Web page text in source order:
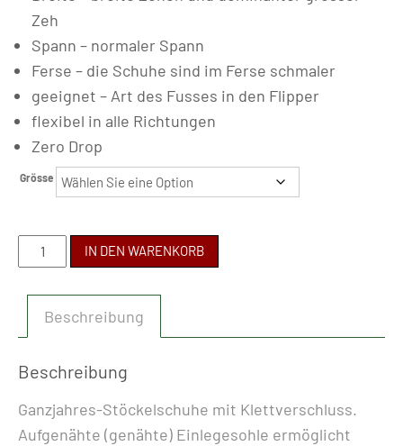
Zeh
Spann – normaler Spann
Ferse – die Schuhe sind im Ferse schmaler
geeignet – Art des Fusses in den Flipper
flexibel in alle Richtungen
Zero Drop
Grösse
FARE
BARE
GANZJÄHRIG
A5214102
Menge
IN DEN WARENKORB
Beschreibung
Beschreibung
Ganzjahres-Stöckelschuhe mit Klettverschluss.
Aufgenähte (genähte) Einlegesohle ermöglicht